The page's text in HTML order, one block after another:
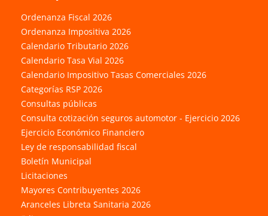
Ordenanza Fiscal 2026
Ordenanza Impositiva 2026
Calendario Tributario 2026
Calendario Tasa Vial 2026
Calendario Impositivo Tasas Comerciales 2026
Categorías RSP 2026
Consultas públicas
Consulta cotización seguros automotor - Ejercicio 2026
Ejercicio Económico Financiero
Ley de responsabilidad fiscal
Boletín Municipal
Licitaciones
Mayores Contribuyentes 2026
Aranceles Libreta Sanitaria 2026